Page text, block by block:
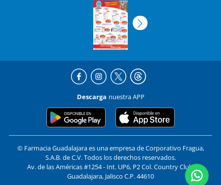
Descarga nuestra APP
© Farmacia Guadalajara es una empresa de Corporativo Fragua,
S.A.B. de C.V. Todos los derechos reservados.
Av. de las Américas #1254 - Int. UP6, P2 Col. Country Club,
Guadalajara, Jalisco C.P. 44610